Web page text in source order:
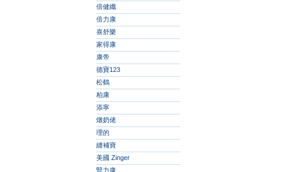
倍健纖
倍力康
喜舒樂
家得康
康帝
德寶123
松鶴
柏康
添寧
燉奶佬
理的
縫補寶
美國 Zinger
腎力康